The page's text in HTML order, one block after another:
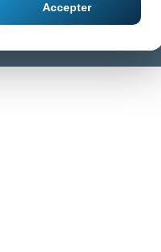
Accepter